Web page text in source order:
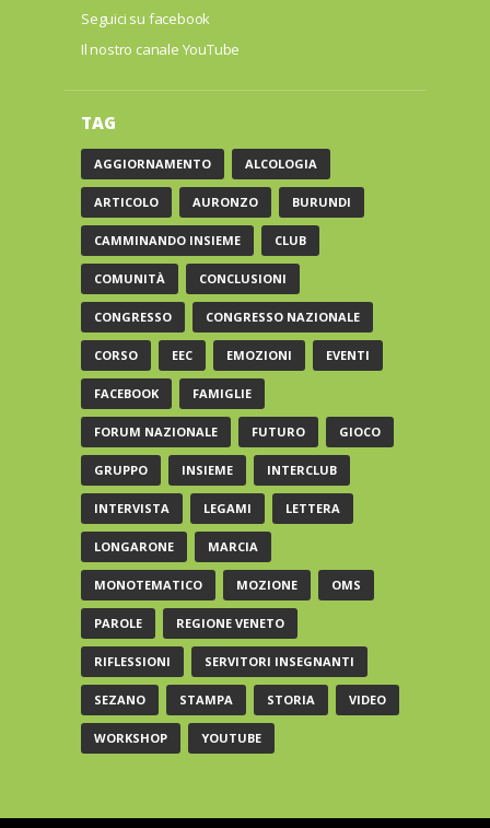
Seguici su facebook
Il nostro canale YouTube
TAG
AGGIORNAMENTO ALCOLOGIA
ARTICOLO AURONZO BURUNDI
CAMMINANDO INSIEME CLUB
COMUNITÀ CONCLUSIONI
CONGRESSO CONGRESSO NAZIONALE
CORSO EEC EMOZIONI EVENTI
FACEBOOK FAMIGLIE
FORUM NAZIONALE FUTURO GIOCO
GRUPPO INSIEME INTERCLUB
INTERVISTA LEGAMI LETTERA
LONGARONE MARCIA
MONOTEMATICO MOZIONE OMS
PAROLE REGIONE VENETO
RIFLESSIONI SERVITORI INSEGNANTI
SEZANO STAMPA STORIA VIDEO
WORKSHOP YOUTUBE